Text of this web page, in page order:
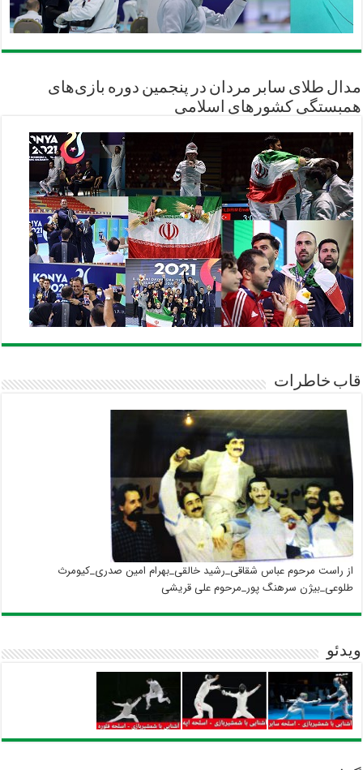
مدال طلای سابر مردان در پنجمین دوره بازی‌های
همبستگی کشورهای اسلامی
قاب خاطرات
از راست مرحوم عباس شقاقی_رشید خالقی_بهرام امین صدری_کیومرث
طلوعی_بیژن سرهنگ پور_مرحوم علی قریشی
ویدئو